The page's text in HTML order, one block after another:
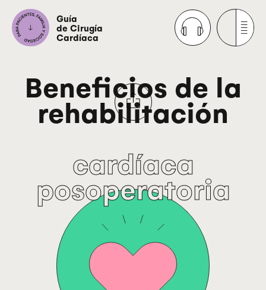
Guía
de Cirugía
Cardíaca
Beneficios de la
rehabilitación
cardíaca
posoperatoria